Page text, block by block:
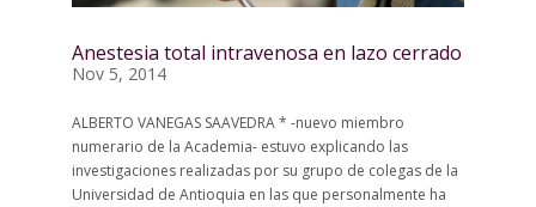
Anestesia total intravenosa en lazo cerrado
Nov 5, 2014
ALBERTO VANEGAS SAAVEDRA * -nuevo miembro
numerario de la Academia- estuvo explicando las
investigaciones realizadas por su grupo de colegas de la
Universidad de Antioquia en las que personalmente ha